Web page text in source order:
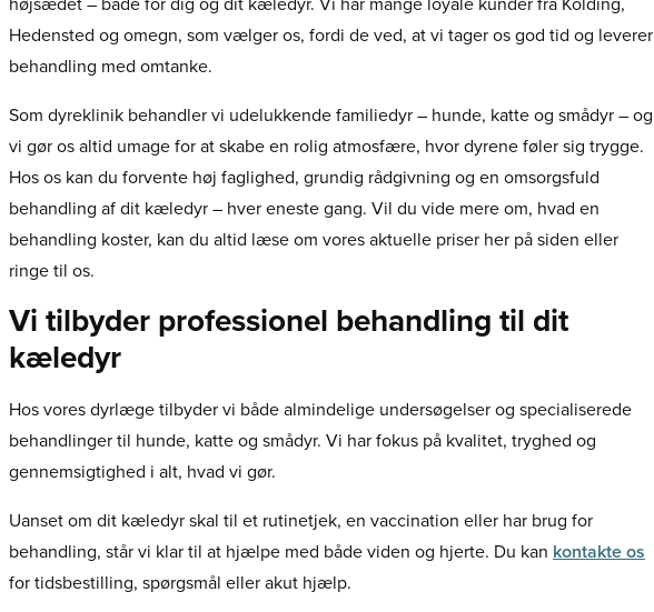
højsædet – både for dig og dit kæledyr. Vi har mange loyale kunder fra Kolding,
Hedensted og omegn, som vælger os, fordi de ved, at vi tager os god tid og leverer
behandling med omtanke.
Som dyreklinik behandler vi udelukkende familiedyr – hunde, katte og smådyr – og
vi gør os altid umage for at skabe en rolig atmosfære, hvor dyrene føler sig trygge.
Hos os kan du forvente høj faglighed, grundig rådgivning og en omsorgsfuld
behandling af dit kæledyr – hver eneste gang. Vil du vide mere om, hvad en
behandling koster, kan du altid læse om vores aktuelle priser her på siden eller
ringe til os.
Vi tilbyder professionel behandling til dit
kæledyr
Hos vores dyrlæge tilbyder vi både almindelige undersøgelser og specialiserede
behandlinger til hunde, katte og smådyr. Vi har fokus på kvalitet, tryghed og
gennemsigtighed i alt, hvad vi gør.
Uanset om dit kæledyr skal til et rutinetjek, en vaccination eller har brug for
behandling, står vi klar til at hjælpe med både viden og hjerte. Du kan kontakte os
for tidsbestilling, spørgsmål eller akut hjælp.